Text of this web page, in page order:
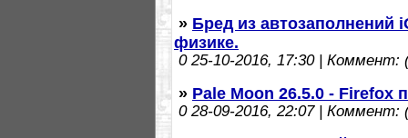
» Бред из автозаполнений
физике.
025-10-2016, 17:30 | Коммент:
» Pale Moon 26.5.0 - Firefox
028-09-2016, 22:07 | Коммент: